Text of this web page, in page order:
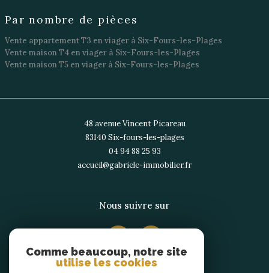
Par nombre de pièces
Vente appartement T3 en viager à Six-Fours-les-Plages
Vente maison T4 en viager à Six-Fours-les-Plages
Vente maison T5 en viager à Six-Fours-les-Plages
48 avenue Vincent Picareau
83140
six-fours-les-plages
04 94 88 25 93
accueil@gabriele-immobilier.fr
Nous suivre sur
Comme beaucoup, notre site
utilise les cookies